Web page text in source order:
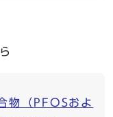
物（PFOSおよ